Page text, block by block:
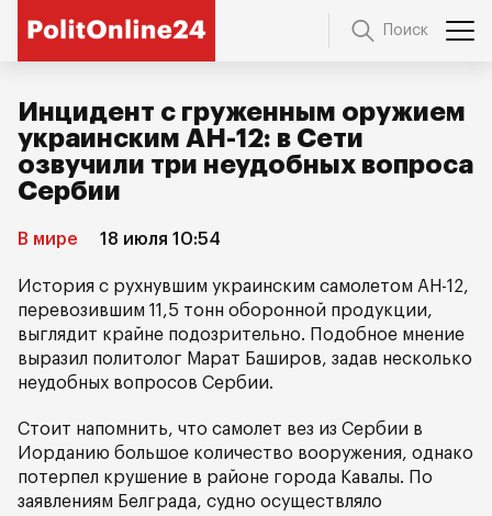
Поиск
Инцидент с груженным оружием
украинским АН-12: в Сети
озвучили три неудобных вопроса
Сербии
В мире 18 июля 10:54
История с рухнувшим украинским самолетом АН-12,
перевозившим 11,5 тонн оборонной продукции,
выглядит крайне подозрительно. Подобное мнение
выразил политолог Марат Баширов, задав несколько
неудобных вопросов Сербии.
Стоит напомнить, что самолет вез из Сербии в
Иорданию большое количество вооружения, однако
потерпел крушение в районе города Кавалы. По
заявлениям Белграда, судно осуществляло